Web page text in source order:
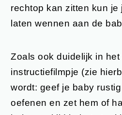
rechtop kan zitten kun je
laten wennen aan de
Zoals ook duidelijk in het
instructiefilmpje (zie
wordt: geef je baby
oefenen en zet hem of